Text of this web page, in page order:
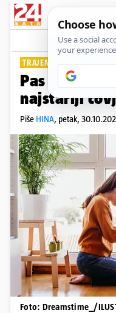
TRAJEMO VEĆ 11.000
Pas nije
najstariji
Piše HINA, petak,
Foto: Dreamstime_/